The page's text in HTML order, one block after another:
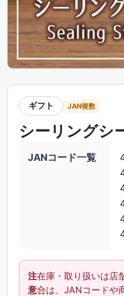
ギフト JAN複数
シーリングシ
JANコード一覧
注
意
在庫・取り扱いは店
合は、JANコードや